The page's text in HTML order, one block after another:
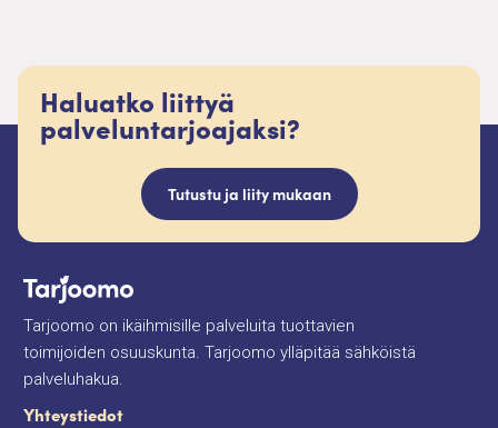
Haluatko liittyä
palveluntarjoajaksi?
Tutustu ja liity mukaan
Tarjoomo on ikäihmisille palveluita tuottavien
toimijoiden osuuskunta. Tarjoomo ylläpitää sähköistä
palveluhakua.
Yhteystiedot